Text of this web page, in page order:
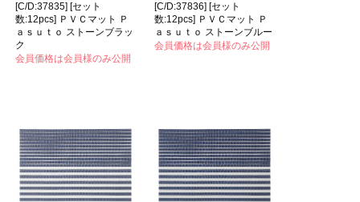
[C/D:37835] [セット
数:12pcs] ＰＶＣマット Ｐ
ａｓｕｔｏ ストーンブラッ
ク
会員価格は会員様のみ公開
[C/D:37836] [セット
数:12pcs] ＰＶＣマット Ｐ
ａｓｕｔｏ ストーンブルー
会員価格は会員様のみ公開